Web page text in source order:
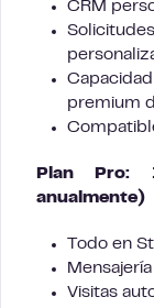
CRM
premium
Plan Pro:
anualmente)
Todo en
Visitas